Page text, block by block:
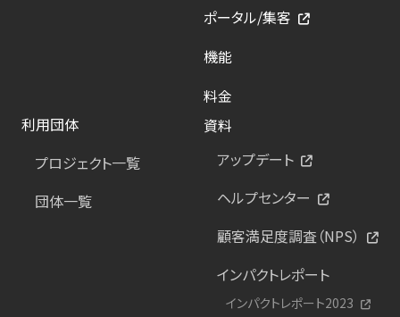
ポータル/集客
機能
料金
利用団体
プロジェクト一覧
団体一覧
資料
アップデート
ヘルプセンター
顧客満足度調査（NPS）
インパクトレポート
インパクトレポート2023